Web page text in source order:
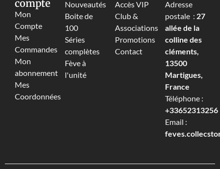
compte
Mon
Compte
Mes
Commandes
Mon
abonnement
Mes
Coordonnées
Nouveautés
Boite de
100
Séries
complètes
Fève à
l'unité
Accès VIP
Club &
Associations
Promotions
Contact
Adresse
postale : 27
allée de la
colline des
cléments,
13500
Martigues,
France
Téléphone :
+33652313256‬
Email :